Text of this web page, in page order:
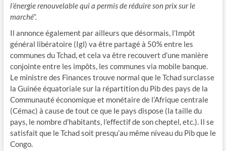
l’énergie renouvelable qui a permis de réduire son prix sur le
marché”.
Il annonce également par ailleurs que désormais, l’Impôt
général libératoire (Igl) va être partagé à 50% entre les
communes du Tchad, et cela va être recouvert d’une manière
conjointe entre les impôts, les communes via mobile banque.
Le ministre des Finances trouve normal que le Tchad surclasse
la Guinée équatoriale sur la répartition du Pib des pays de la
Communauté économique et monétaire de l’Afrique centrale
(Cémac) à cause de tout ce que le pays dispose (la taille du
pays, le nombre d’habitants, l’effectif de son cheptel, etc.). Il se
satisfait que le Tchad soit presqu’au même niveau du Pib que le
Congo.